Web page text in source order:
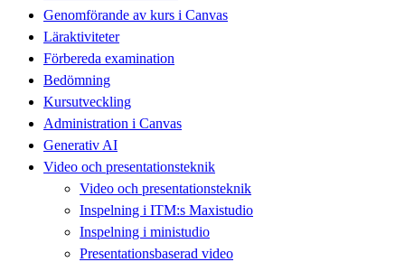
Genomförande av kurs i Canvas
Läraktiviteter
Förbereda examination
Bedömning
Kursutveckling
Administration i Canvas
Generativ AI
Video och presentationsteknik
Video och presentationsteknik
Inspelning i ITM:s Maxistudio
Inspelning i ministudio
Presentationsbaserad video